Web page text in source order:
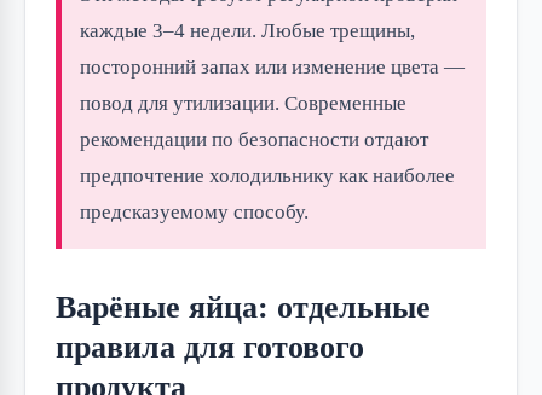
каждые 3–4 недели. Любые трещины,
посторонний запах или изменение цвета —
повод для утилизации. Современные
рекомендации по безопасности отдают
предпочтение холодильнику как наиболее
предсказуемому способу.
Варёные яйца: отдельные
правила для готового
продукта